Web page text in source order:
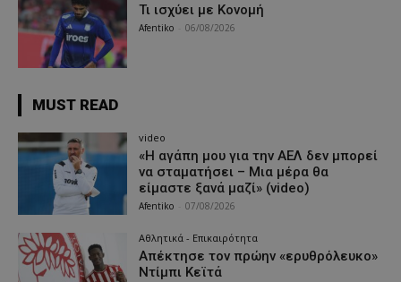
Τι ισχύει με Κονομή
Afentiko 06/08/2026
MUST READ
video
«Η αγάπη μου για την ΑΕΛ δεν μπορεί
να σταματήσει – Μια μέρα θα
είμαστε ξανά μαζί» (video)
Afentiko 07/08/2026
Αθλητικά - Επικαιρότητα
Απέκτησε τον πρώην «ερυθρόλευκο»
Ντίμπι Κεϊτά